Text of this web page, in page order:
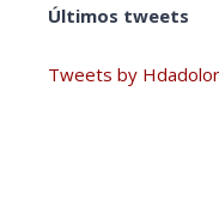
Últimos tweets
Tweets by